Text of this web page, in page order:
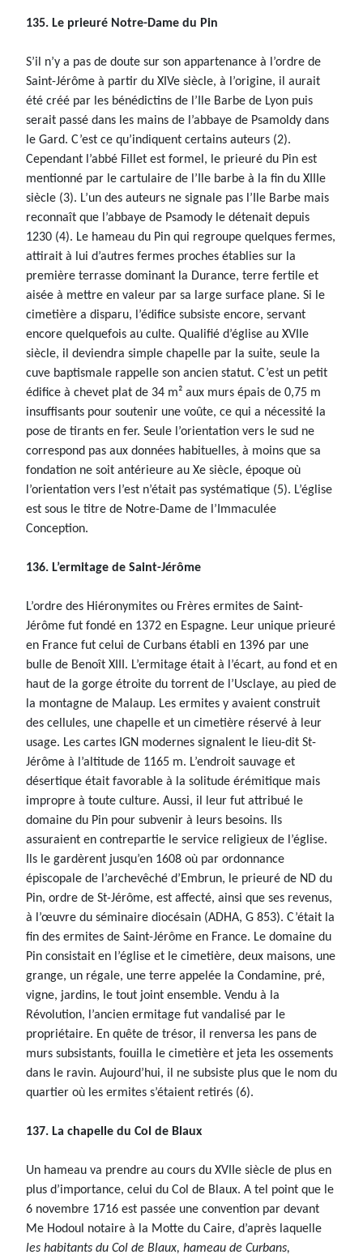
135. Le prieuré Notre-Dame du Pin
S’il n’y a pas de doute sur son appartenance à l’ordre de
Saint-Jérôme à partir du XIVe siècle, à l’origine, il aurait
été créé par les bénédictins de l’Ile Barbe de Lyon puis
serait passé dans les mains de l’abbaye de Psamoldy dans
le Gard. C’est ce qu’indiquent certains auteurs (2).
Cependant l’abbé Fillet est formel, le prieuré du Pin est
mentionné par le cartulaire de l’Ile barbe à la fin du XIIIe
siècle (3). L’un des auteurs ne signale pas l’Ile Barbe mais
reconnaît que l’abbaye de Psamody le détenait depuis
1230 (4). Le hameau du Pin qui regroupe quelques fermes,
attirait à lui d’autres fermes proches établies sur la
première terrasse dominant la Durance, terre fertile et
aisée à mettre en valeur par sa large surface plane. Si le
cimetière a disparu, l’édifice subsiste encore, servant
encore quelquefois au culte. Qualifié d’église au XVIIe
siècle, il deviendra simple chapelle par la suite, seule la
cuve baptismale rappelle son ancien statut. C’est un petit
édifice à chevet plat de 34 m² aux murs épais de 0,75 m
insuffisants pour soutenir une voûte, ce qui a nécessité la
pose de tirants en fer. Seule l’orientation vers le sud ne
correspond pas aux données habituelles, à moins que sa
fondation ne soit antérieure au Xe siècle, époque où
l’orientation vers l’est n’était pas systématique (5). L’église
est sous le titre de Notre-Dame de l’Immaculée
Conception.
136. L’ermitage de Saint-Jérôme
L’ordre des Hiéronymites ou Frères ermites de Saint-
Jérôme fut fondé en 1372 en Espagne. Leur unique prieuré
en France fut celui de Curbans établi en 1396 par une
bulle de Benoît XIII. L’ermitage était à l’écart, au fond et en
haut de la gorge étroite du torrent de l’Usclaye, au pied de
la montagne de Malaup. Les ermites y avaient construit
des cellules, une chapelle et un cimetière réservé à leur
usage. Les cartes IGN modernes signalent le lieu-dit St-
Jérôme à l’altitude de 1165 m. L’endroit sauvage et
désertique était favorable à la solitude érémitique mais
impropre à toute culture. Aussi, il leur fut attribué le
domaine du Pin pour subvenir à leurs besoins. Ils
assuraient en contrepartie le service religieux de l’église.
Ils le gardèrent jusqu’en 1608 où par ordonnance
épiscopale de l’archevêché d’Embrun, le prieuré de ND du
Pin, ordre de St-Jérôme, est affecté, ainsi que ses revenus,
à l’œuvre du séminaire diocésain (ADHA, G 853). C’était la
fin des ermites de Saint-Jérôme en France. Le domaine du
Pin consistait en l’église et le cimetière, deux maisons, une
grange, un régale, une terre appelée la Condamine, pré,
vigne, jardins, le tout joint ensemble. Vendu à la
Révolution, l’ancien ermitage fut vandalisé par le
propriétaire. En quête de trésor, il renversa les pans de
murs subsistants, fouilla le cimetière et jeta les ossements
dans le ravin. Aujourd’hui, il ne subsiste plus que le nom du
quartier où les ermites s’étaient retirés (6).
137. La chapelle du Col de Blaux
Un hameau va prendre au cours du XVIIe siècle de plus en
plus d’importance, celui du Col de Blaux. A tel point que le
6 novembre 1716 est passée une convention par devant
Me Hodoul notaire à la Motte du Caire, d’après laquelle
les habitants du Col de Blaux, hameau de Curbans,